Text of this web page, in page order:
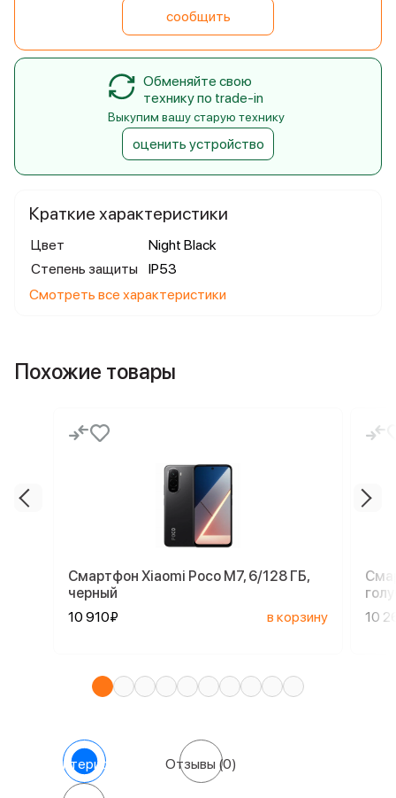
Краткие характеристики
Цвет
Night Black
Степень защиты
IP53
Смотреть все характеристики
сообщить
Обменяйте свою
технику по trade-in
Выкупим вашу старую технику
оценить устройство
Похожие товары
Смартфон Xiaomi Poco M7, 6/128 ГБ,
черный
10 910₽
в корзину
10
Характеристики Отзывы (0)